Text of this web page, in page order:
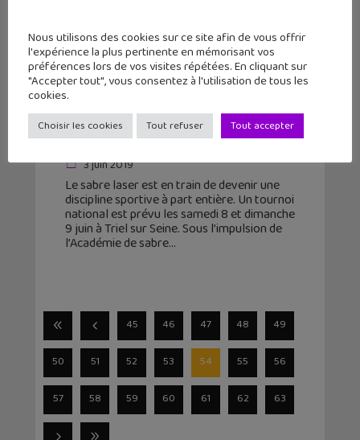
Le Sabre Laser a son tournoi
national les 8 et 9 juin
3 juin 2019
Le sabre laser est en train de devenir une
discipline sportive à part entière. Un tournoi
national est prévu les samedi 8 et dimanche
9 juin à Triel sur Seine. Sous l’impulsion de
l’Académie de sabre
45 46 47 48 49
50 51 52 53 54 55 56
57 58 59 60 61 62 63
Nous utilisons des cookies sur ce site afin de vous offrir
l'expérience la plus pertinente en mémorisant vos
préférences lors de vos visites répétées. En cliquant sur
"Accepter tout", vous consentez à l'utilisation de tous les
cookies.
Choisir les cookies Tout refuser Tout accepter